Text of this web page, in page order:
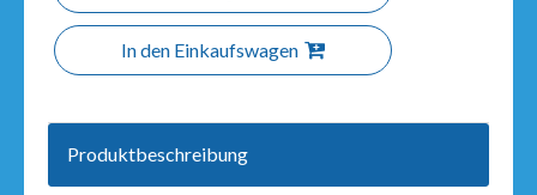
In den Einkaufswagen
Produktbeschreibung